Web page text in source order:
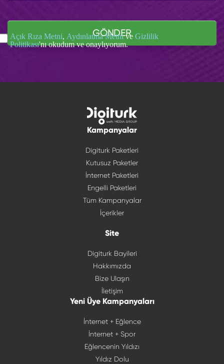
GÖNDER
Açık Rıza Metni, Aydınlatma Metnive Gizlilik
Politikası'nı okudum ve onaylıyorum.
Kampanyalar
Digiturk Paketleri
Kutusuz Paketler
İnternet Paketleri
Engelli Paketleri
Tüm Kampanyalar
İçerikler
Site
Digiturk Bayileri
Hakkımızda
Bize Ulaşın
İletişim
Yeni Üye Kampanyaları
İnternet + Eğlence
İnternet + Spor
Eğlencenin Yıldızı
Yıldız Dolu